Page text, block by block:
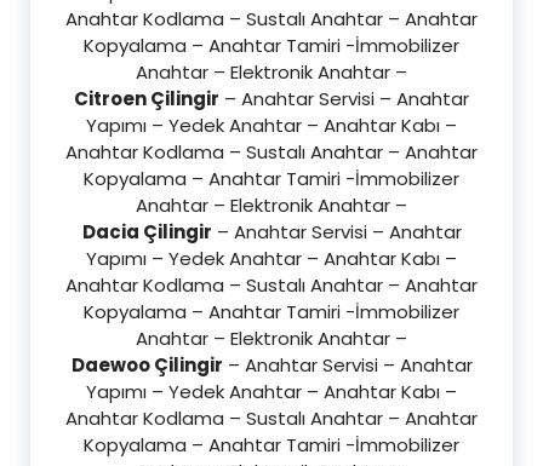
Anahtar Kodlama – Sustalı Anahtar – Anahtar
Kopyalama – Anahtar Tamiri -İmmobilizer
Anahtar – Elektronik Anahtar –
Citroen Çilingir – Anahtar Servisi – Anahtar
Yapımı – Yedek Anahtar – Anahtar Kabı –
Anahtar Kodlama – Sustalı Anahtar – Anahtar
Kopyalama – Anahtar Tamiri -İmmobilizer
Anahtar – Elektronik Anahtar –
Dacia Çilingir – Anahtar Servisi – Anahtar
Yapımı – Yedek Anahtar – Anahtar Kabı –
Anahtar Kodlama – Sustalı Anahtar – Anahtar
Kopyalama – Anahtar Tamiri -İmmobilizer
Anahtar – Elektronik Anahtar –
Daewoo Çilingir – Anahtar Servisi – Anahtar
Yapımı – Yedek Anahtar – Anahtar Kabı –
Anahtar Kodlama – Sustalı Anahtar – Anahtar
Kopyalama – Anahtar Tamiri -İmmobilizer